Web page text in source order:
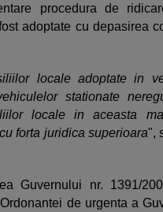
procedura de
adoptate cu depasirea
locale adoptate in
stationate
locale in aceasta
forta juridica superioara",
Guvernului nr. 1391/
de urgenta a